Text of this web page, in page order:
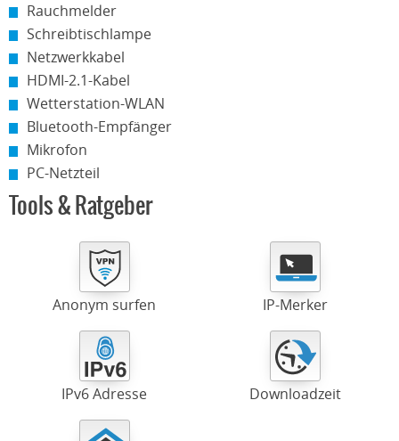
Rauchmelder
Schreibtischlampe
Netzwerkkabel
HDMI-2.1-Kabel
Wetterstation-WLAN
Bluetooth-Empfänger
Mikrofon
PC-Netzteil
Tools & Ratgeber
Anonym surfen IP-Merker
IPv6 Adresse Downloadzeit